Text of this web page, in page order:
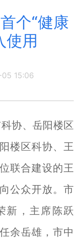
个“健康
使用
15:06
协、岳阳楼区
楼区科协、王
联合建设的王
公众开放。市
新，主席陈跃
余岳雄，市中